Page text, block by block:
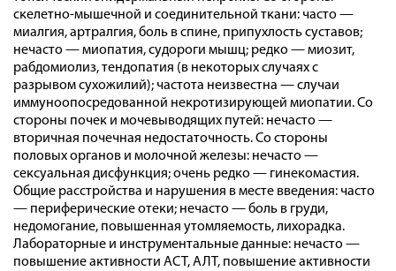
скелетно-мышечной и соединительной ткани: часто —
миалгия, артралгия, боль в спине, припухлость суставов;
нечасто — миопатия, судороги мышц; редко — миозит,
рабдомиолиз, тендопатия (в некоторых случаях с
разрывом сухожилий); частота неизвестна — случаи
иммуноопосредованной некротизирующей миопатии. Со
стороны почек и мочевыводящих путей: нечасто —
вторичная почечная недостаточность. Со стороны
половых органов и молочной железы: нечасто —
сексуальная дисфункция; очень редко — гинекомастия.
Общие расстройства и нарушения в месте введения: часто
— периферические отеки; нечасто — боль в груди,
недомогание, повышенная утомляемость, лихорадка.
Лабораторные и инструментальные данные: нечасто —
повышение активности АСТ, АЛТ, повышение активности